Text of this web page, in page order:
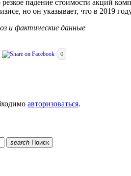
падение стоимости акций
но он указывает, что в 2019
и фактические данные
0
авторизоваться.
search Поиск